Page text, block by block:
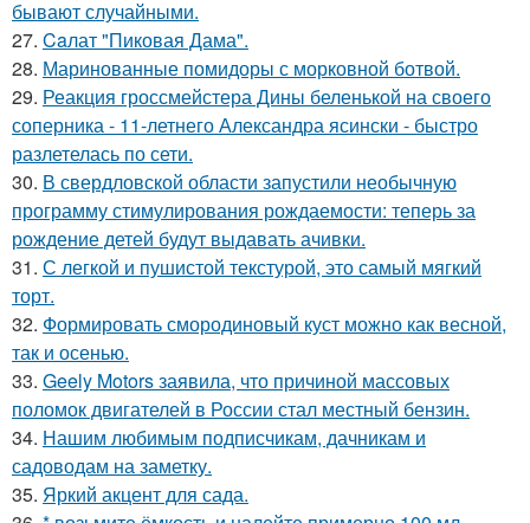
бывают случайными.
27. Caлат "Пиковая Дама".
28. Маринованные помидоры с морковной ботвой.
29. Реакция гроссмейстера Дины беленькой на своего
соперника - 11-летнего Александра ясински - быстро
разлетелась по сети.
30. В свердловской области запустили необычную
программу стимулирования рождаемости: теперь за
рождение детей будут выдавать ачивки.
31. С легкой и пушистой текстурой, это самый мягкий
торт.
32. Формировать смородиновый куст можно как весной,
так и осенью.
33. Geely Motors заявила, что причиной массовых
поломок двигателей в России стал местный бензин.
34. Нашим любимым подписчикам, дачникам и
садоводам на заметку.
35. Яркий акцент для сада.